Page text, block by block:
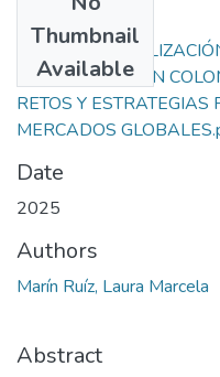
Thumbnail
Available
ELECTRÓNICA EN
RETOS Y
MERCADOS
Date
2025
Authors
Marín Ruíz, Laura Marcela
Abstract